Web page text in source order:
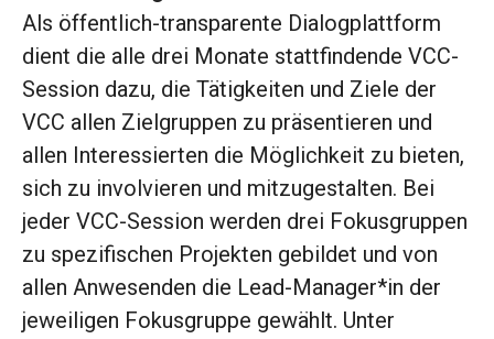
Als öffentlich-transparente Dialogplattform
dient die alle drei Monate stattfindende VCC-
Session dazu, die Tätigkeiten und Ziele der
VCC allen Zielgruppen zu präsentieren und
allen Interessierten die Möglichkeit zu bieten,
sich zu involvieren und mitzugestalten. Bei
jeder VCC-Session werden drei Fokusgruppen
zu spezifischen Projekten gebildet und von
allen Anwesenden die Lead-Manager*in der
jeweiligen Fokusgruppe gewählt. Unter